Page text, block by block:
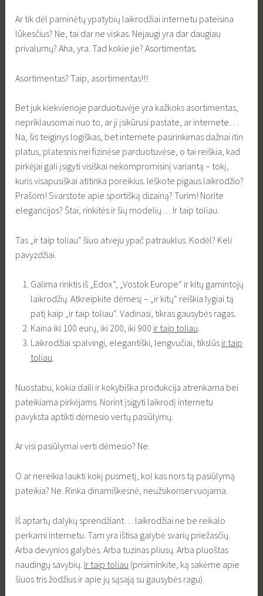
Ar tik dėl paminėtų ypatybių laikrodžiai internetu pateisina
lūkesčius? Ne, tai dar ne viskas. Nejaugi yra dar daugiau
privalumų? Aha, yra. Tad kokie jie? Asortimentas.
Asortimentas? Taip, asortimentas!!!
Bet juk kiekvienoje parduotuvėje yra kažkoks asortimentas,
nepriklausomai nuo to, ar ji įsikūrusi pastate, ar internete…
Na, šis teiginys logiškas, bet internete pasirinkimas dažnai itin
platus, platesnis nei fizinėse parduotuvėse, o tai reiškia, kad
pirkėjai gali įsigyti visiškai nekompromisinį variantą – tokį,
kuris visapusiškai atitinka poreikius. Ieškote pigaus laikrodžio?
Prašom! Svarstote apie sportišką dizainą? Turim! Norite
elegancijos? Štai, rinkitės ir šių modelių… Ir taip toliau.
Tas „ir taip toliau“ šiuo atveju ypač patrauklus. Kodėl? Keli
pavyzdžiai.
Galima rinktis iš „Edox“, „Vostok Europe“ ir kitų gamintojų
laikrodžių. Atkreipkite dėmesį – „ir kitų“ reiškia lygiai tą
patį kaip „ir taip toliau“. Vadinasi, tikras gausybės ragas.
Kaina iki 100 eurų, iki 200, iki 900 ir taip toliau.
Laikrodžiai spalvingi, elegantiški, lengvučiai, tikslūs ir taip
toliau.
Nuostabu, kokia daili ir kokybiška produkcija atrenkama bei
pateikiama pirkėjams. Norint įsigyti laikrodį internetu
pavyksta aptikti dėmesio vertų pasiūlymų.
Ar visi pasiūlymai verti dėmesio? Ne.
O ar nereikia laukti kokį pusmetį, kol kas nors tą pasiūlymą
pateikia? Ne. Rinka dinamiškesnė, neužsikonservuojama.
Iš aptartų dalykų sprendžiant… laikrodžiai ne be reikalo
perkami internetu. Tam yra ištisa galybė svarių priežasčių.
Arba devynios galybės. Arba tuzinas pliusų. Arba pluoštas
naudingų savybių. Ir taip toliau (prisiminkite, ką sakėme apie
šiuos tris žodžius ir apie jų sąsają su gausybės ragu).